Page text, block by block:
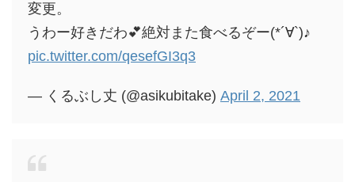
変更。
うわー好きだわ💕絶対また食べるぞー(*´∀`)♪
pic.twitter.com/qesefGI3q3
— くるぶし丈 (@asikubitake) April 2, 2021